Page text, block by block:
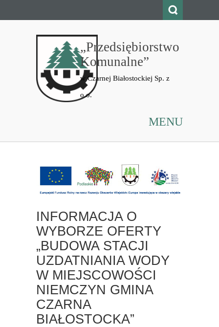
„Przedsiębiorstwo
Komunalne”
MENU
INFORMACJA O
WYBORZE OFERTY
„BUDOWA STACJI
UZDATNIANIA WODY
W MIEJSCOWOŚCI
NIEMCZYN GMINA
CZARNA
BIAŁOSTOCKA”